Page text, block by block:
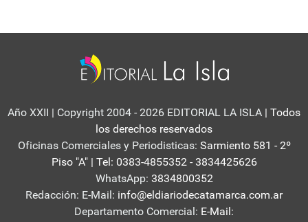
Año XXII | Copyright 2004 - 2026 EDITORIAL LA ISLA | Todos
los derechos reservados
Oficinas Comerciales y Periodisticas: Sarmiento 581 - 2º
Piso "A" | Tel: 0383-4855352 - 3834425626
WhatsApp: 3834800352
Redacción: E-Mail: info@eldiariodecatamarca.com.ar
Departamento Comercial: E-Mail: